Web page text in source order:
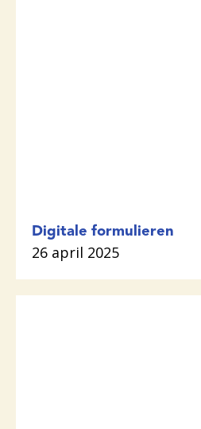
Digitale formulieren
26 april 2025